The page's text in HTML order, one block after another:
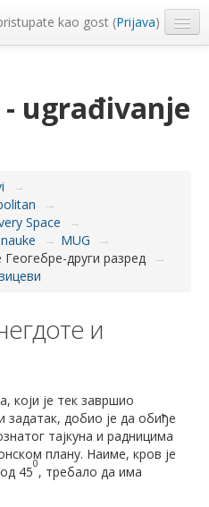
kao gost (Prijava)
ugrađivanje
→
→
Space
→
→ MUG
→
други разред
→
и
који је тек завршио
задатак, добио је да обиђе
тајкуна и радницима
плану. Наиме, кров је
450, требало да има